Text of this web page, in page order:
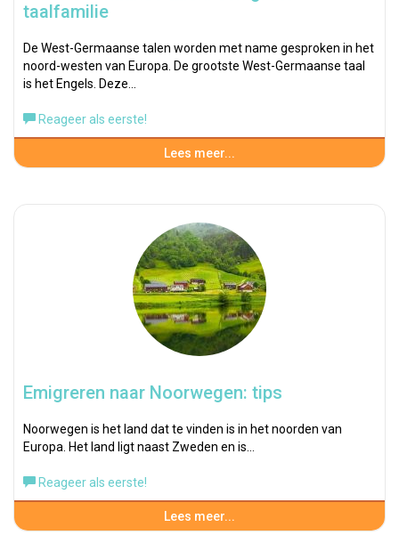
taalfamilie
De West-Germaanse talen worden met name gesproken in het
noord-westen van Europa. De grootste West-Germaanse taal
is het Engels. Deze…
Reageer als eerste!
Lees meer...
Emigreren naar Noorwegen: tips
Noorwegen is het land dat te vinden is in het noorden van
Europa. Het land ligt naast Zweden en is…
Reageer als eerste!
Lees meer...